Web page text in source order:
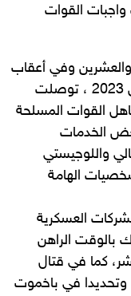
القوات
والعشرين وفي أعقاب
الغزو الأمريكي لأفغانستان 2021 والعراق 2023 ، توصلت
القوات المسلحة
الخدمات
واللوجيستي
الهامة
العسكرية
بالوقت الراهن
كما في قتال
وتحديدا في باخموت